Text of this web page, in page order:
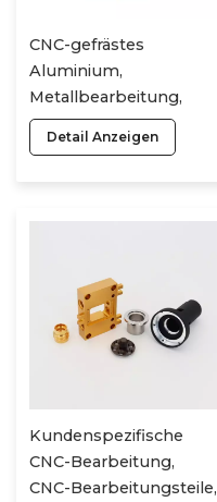
CNC-gefrästes
Aluminium,
Metallbearbeitung,
kundenspezifische
Fertigung,
Detail Anzeigen
Kundenspezifische
CNC-Bearbeitung,
CNC-Bearbeitungsteile,